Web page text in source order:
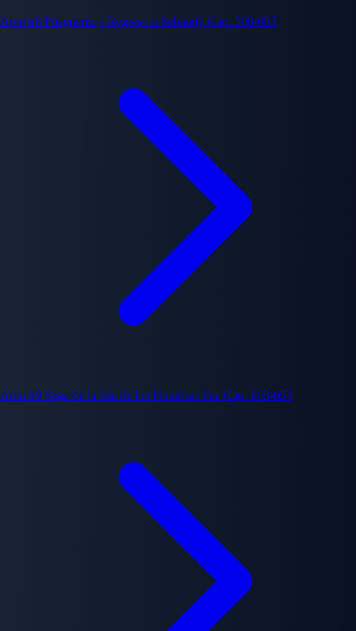
Arco #8 Posguerra y Regreso a Sabaody Cap. 598-653
Arco #9 Saga de la Isla de los Hombres Pez Cap. 603-653